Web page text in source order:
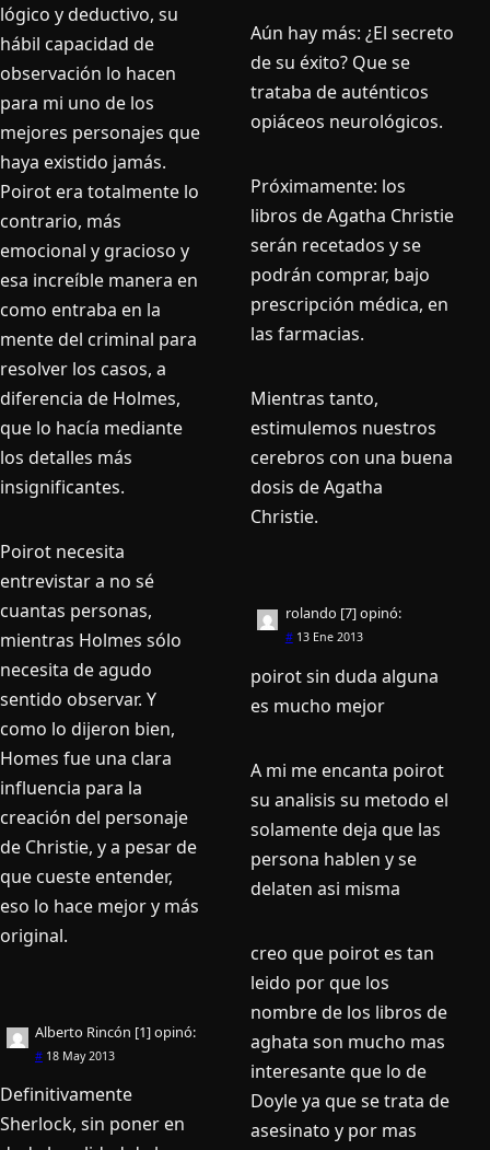
lógico y deductivo, su
hábil capacidad de
observación lo hacen
para mi uno de los
mejores personajes que
haya existido jamás.
Poirot era totalmente lo
contrario, más
emocional y gracioso y
esa increíble manera en
como entraba en la
mente del criminal para
resolver los casos, a
diferencia de Holmes,
que lo hacía mediante
los detalles más
insignificantes.
Poirot necesita
entrevistar a no sé
cuantas personas,
mientras Holmes sólo
necesita de agudo
sentido observar. Y
como lo dijeron bien,
Homes fue una clara
influencia para la
creación del personaje
de Christie, y a pesar de
que cueste entender,
eso lo hace mejor y más
original.
Alberto Rincón [1]opinó:
# 18 May 2013
Definitivamente
Sherlock, sin poner en
Aún hay más: ¿El secreto
de su éxito? Que se
trataba de auténticos
opiáceos neurológicos.
Próximamente: los
libros de Agatha Christie
serán recetados y se
podrán comprar, bajo
prescripción médica, en
las farmacias.
Mientras tanto,
estimulemos nuestros
cerebros con una buena
dosis de Agatha
Christie.
rolando [7]opinó:
#13 Ene 2013
poirot sin duda alguna
es mucho mejor
A mi me encanta poirot
su analisis su metodo el
solamente deja que las
persona hablen y se
delaten asi misma
creo que poirot es tan
leido por que los
nombre de los libros de
aghata son mucho mas
interesante que lo de
Doyle ya que se trata de
asesinato y por mas